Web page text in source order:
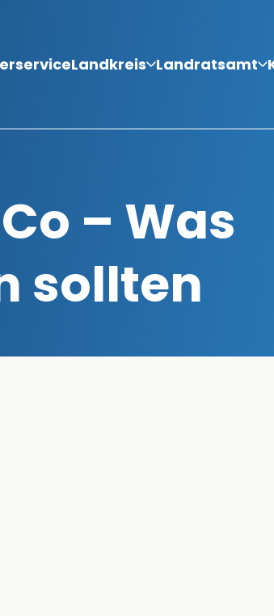
Landkreis Landratsamt
– Was
sollten